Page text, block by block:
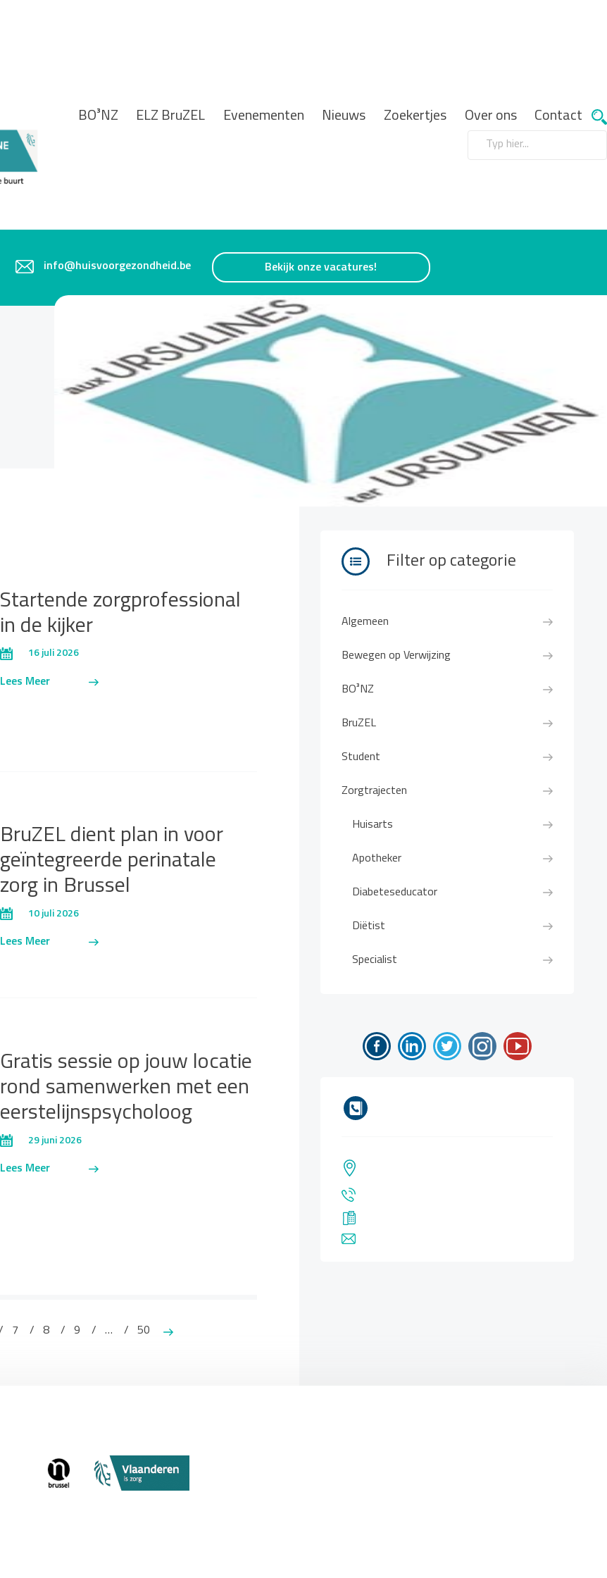
BO³NZ ELZ BruZEL Evenementen Nieuws Zoekertjes Over ons Contact
info@huisvoorgezondheid.be Bekijk onze vacatures!
Startende zorgprofessional
in de kijker
16 juli 2026
Lees Meer
BruZEL dient plan in voor
geïntegreerde perinatale
zorg in Brussel
10 juli 2026
Lees Meer
Gratis sessie op jouw locatie
rond samenwerken met een
eerstelijnspsycholoog
29 juni 2026
Lees Meer
7 8 9 … 50
Filter op categorie
Algemeen
Bewegen op Verwijzing
BO³NZ
BruZEL
Student
Zorgtrajecten
Huisarts
Apotheker
Diabeteseducator
Diëtist
Specialist